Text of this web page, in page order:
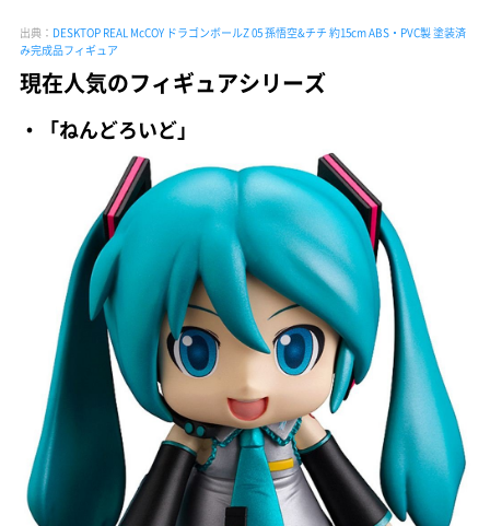
出典： DESKTOP REAL McCOY ドラゴンボールZ 05 孫悟空&チチ 約15cm ABS・PVC製 塗装済
み完成品フィギュア
現在人気のフィギュアシリーズ
・「ねんどろいど」